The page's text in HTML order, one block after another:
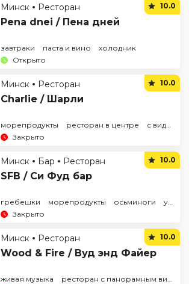
Минск Ресторан
Pena dnei / Пена дней
10.0
завтраки паста и вино
холодник
Открыто
Минск Ресторан
Charlie / Шарли
10.0
морепродукты ресторан в центре
с видом на реку
Закрыто
Минск Бар Ресторан
SFB / Си Фуд бар
10.0
гребешки морепродукты осьминоги
устрицы
Закрыто
Минск Ресторан
Wood & Fire / Вуд энд Файер
10.0
живая музыка
ресторан с панорамным видом